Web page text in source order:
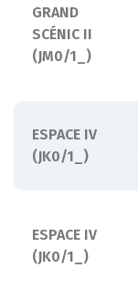
GRAND
SCÉNIC II
(JM0/1_)
ESPACE IV
(JK0/1_)
ESPACE IV
(JK0/1_)